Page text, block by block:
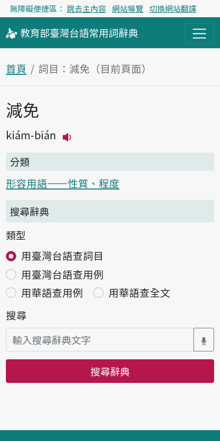
無障礙便捷區： 跳去主內容 網站導覽 切換網站翻譯
教育部臺灣台語常用詞辭典
首頁 詞目：減免（目前頁面）
主內容區塊
減免
kiám-bián
分類
形容用語——性質、程度
搜尋辭典
類型
用臺灣台語查詞目
用臺灣台語查用例
用華語查用例
用華語查全文
搜尋
搜尋辭典